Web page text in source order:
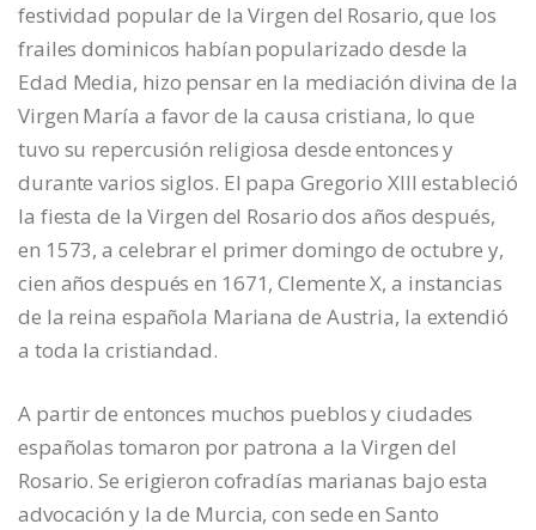
festividad popular de la Virgen del Rosario, que los
frailes dominicos habían popularizado desde la
Edad Media, hizo pensar en la mediación divina de la
Virgen María a favor de la causa cristiana, lo que
tuvo su repercusión religiosa desde entonces y
durante varios siglos. El papa Gregorio XIII estableció
la fiesta de la Virgen del Rosario dos años después,
en 1573, a celebrar el primer domingo de octubre y,
cien años después en 1671, Clemente X, a instancias
de la reina española Mariana de Austria, la extendió
a toda la cristiandad.
A partir de entonces muchos pueblos y ciudades
españolas tomaron por patrona a la Virgen del
Rosario. Se erigieron cofradías marianas bajo esta
advocación y la de Murcia, con sede en Santo